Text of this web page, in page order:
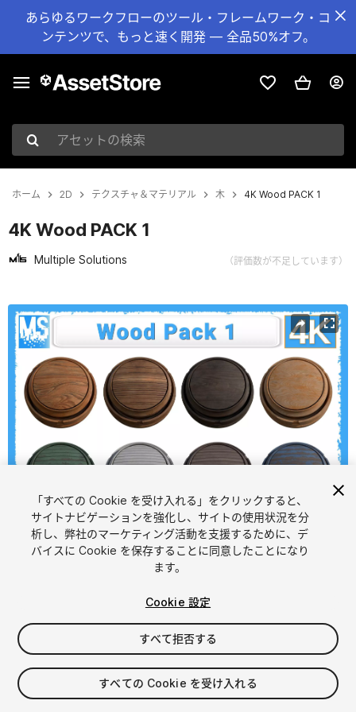
あらゆるワークフローのツール・フレームワーク・コ
ンテンツで、もっと速く開発 — 全品50%オフ。
アセットの検索
ホーム 2D テクスチャ＆マテリアル 木 4K Wood PACK 1
4K Wood PACK 1
Multiple Solutions （評価数が不足しています）
現在のスライド：1 / 17
1/ 17
$4.99
消費税は決済時に計算されます
「すべての Cookie を受け入れる」をクリックすると、
サイトナビゲーションを強化し、サイトの使用状況を分
析し、弊社のマーケティング活動を支援するために、デ
バイスに Cookie を保存することに同意したことになり
ます。
Cookie 設定
すべて拒否する
すべての Cookie を受け入れる